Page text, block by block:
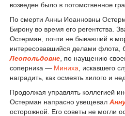
возведен было в потомственное
По смерти Анны Иоанновны
Бирону во время его регентства.
Остерман, почти не бывавший в
интересовавшийся делами флота,
Леопольдовне , по наущению
соперника — Миниха , искавшего
наградить, как осмеять хилого и
Продолжая управлять коллегией
Остерман напрасно увещевал
осторожной. Его советы не могли